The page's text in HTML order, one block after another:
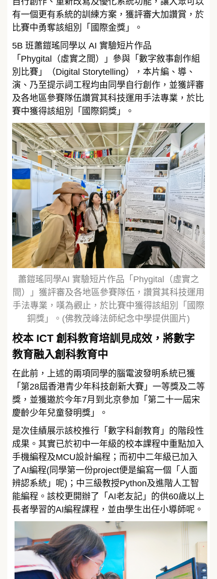
有一個更有系統的訓練方案，獲評審大加讚賞，於
比賽中勇奪該組別「國際金獎」。
5B 班蕭鎧瑤同學以 AI 實驗短片作品
「Phygital（虛實之間）」參與「數字敘事創作組
別比賽」（Digital Storytelling），本片編、導、
演、乃至提示詞工程均由同學自行創作，並獲評審
及各地區參賽隊伍讚賞其科技運用手法專業，於比
賽中獲得該組別「國際銅獎」。
蕭鎧瑤同學AI 實驗短片作品「Phygital（虛實之
間）」獲評審及各地區參賽隊伍，讚賞其科技運用
手法專業，嘆為觀止，於比賽中獲得該組別「國際
銅獎」。(佛教茂峰法師紀念中學提供圖片)
校本 ICT 創科教育培訓見成效，將數字
教育融入創科教育中
在此前，上述的兩項同學的腦電波發明系統已獲
「第28屆香港青少年科技創新大賽」一等獎及二等
獎，並獲邀於今年7月到北京參加「第二十一屆宋
慶齡少年兒童發明獎」。
是次佳績展示該校推行「數字科創教育」的階段性
成果。其實已於初中一年級的校本課程中重點加入
手機編程及MCU設計編程；而初中二年級已加入
了AI編程(同學第一份project便是編寫一個「人面
辨認系統」呢)；中三級教授Python及進階人工智
能編程。該校更開辦了「AI老友記」的供60歲以上
長者學習的AI編程課程，並由學生出任小導師呢。